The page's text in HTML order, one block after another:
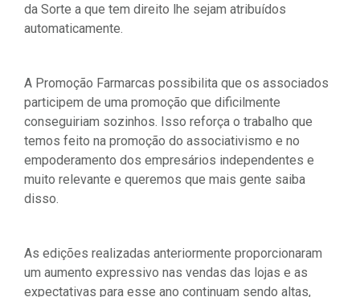
da Sorte a que tem direito lhe sejam atribuídos
automaticamente.
A Promoção Farmarcas possibilita que os associados
participem de uma promoção que dificilmente
conseguiriam sozinhos. Isso reforça o trabalho que
temos feito na promoção do associativismo e no
empoderamento dos empresários independentes e
muito relevante e queremos que mais gente saiba
disso.
As edições realizadas anteriormente proporcionaram
um aumento expressivo nas vendas das lojas e as
expectativas para esse ano continuam sendo altas,